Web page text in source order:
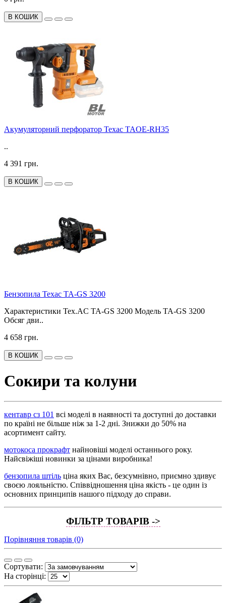
В КОШИК
Акумуляторний перфоратор Техас TAOE-RH35
..
4 391 грн.
В КОШИК
Бензопила Техас TA-GS 3200
Характеристики Tex.AC TA-GS 3200 Модель TA-GS 3200
Обсяг дви..
4 658 грн.
В КОШИК
Сокири та колуни
кентавр сз 101 всі моделі в наявності та доступні до доставки
по країні не більше ніж за 1-2 дні. Знижки до 50% на
асортимент сайту.
мотокоса прокрафт найновіші моделі останнього року.
Найсвіжіші новинки за цінами виробника!
бензопила штіль ціна яких Вас, безсумнівно, приємно здивує
своєю лояльністю. Співвідношення ціна якість - це один із
основних принципів нашого підходу до справи.
ФІЛЬТР ТОВАРІВ ->
Порівняння товарів (0)
Сортувати:
На сторінці: